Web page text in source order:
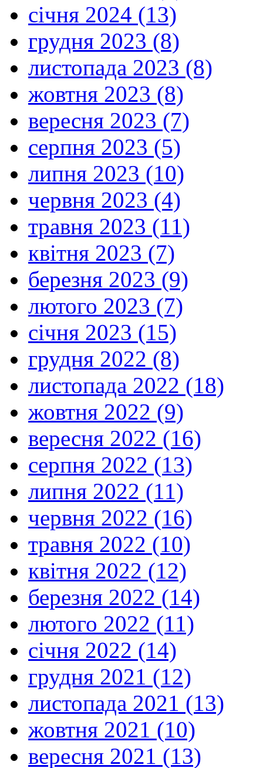
січня 2024 (13)
грудня 2023 (8)
листопада 2023 (8)
жовтня 2023 (8)
вересня 2023 (7)
серпня 2023 (5)
липня 2023 (10)
червня 2023 (4)
травня 2023 (11)
квітня 2023 (7)
березня 2023 (9)
лютого 2023 (7)
січня 2023 (15)
грудня 2022 (8)
листопада 2022 (18)
жовтня 2022 (9)
вересня 2022 (16)
серпня 2022 (13)
липня 2022 (11)
червня 2022 (16)
травня 2022 (10)
квітня 2022 (12)
березня 2022 (14)
лютого 2022 (11)
січня 2022 (14)
грудня 2021 (12)
листопада 2021 (13)
жовтня 2021 (10)
вересня 2021 (13)